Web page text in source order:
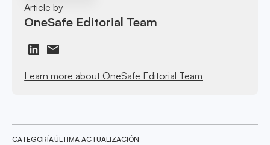
Article by
OneSafe Editorial Team
Learn more about OneSafe Editorial Team
CATEGORÍAÚLTIMA ACTUALIZACIÓN